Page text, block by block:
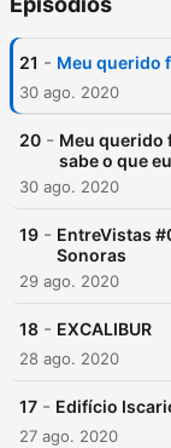
21 - Meu querido
30 ago. 2020
20 - Meu querido
sabe o que
30 ago. 2020
19 - EntreVistas
Sonoras
29 ago. 2020
18 - EXCALIBUR
28 ago. 2020
17 - Edifício
27 ago. 2020